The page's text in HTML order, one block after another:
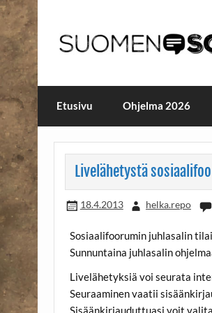
Skip
to
content
Etusivu Ohjelma 2026
Livelähetystä
18.4.2013 helka.repo
Sosiaalifoorumin juhlasalin
Sunnuntaina juhlasalin
Livelähetyksiä voi seurata
Seuraaminen vaatii
Sisäänkirjauduttuasi voit